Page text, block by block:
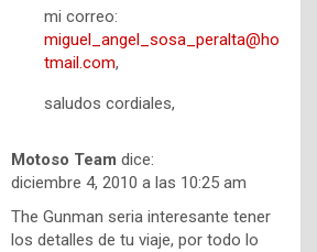
mi correo:
miguel_angel_sosa_peralta@ho
tmail.com,
saludos cordiales,
Motoso Team dice:
diciembre 4, 2010 a las 10:25 am
The Gunman seria interesante tener
los detalles de tu viaje, por todo lo